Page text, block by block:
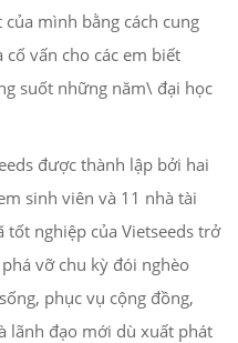
mình bằng cách cung
vấn cho các em biết
suốt những năm\ đại học
được thành lập bởi hai
sinh viên và 11 nhà tài
nghiệp của Vietseeds trở
vỡ chu kỳ đói nghèo
phục vụ cộng đồng,
lãnh đạo mới dù xuất phát